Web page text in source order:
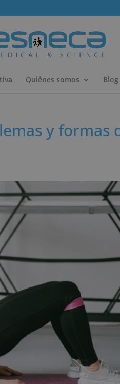
Quiénes somos Blog
y formas